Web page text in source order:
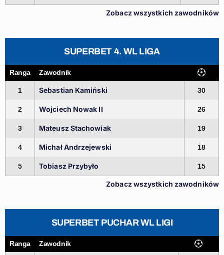
Zobacz wszystkich zawodników
SUPERBET 4. WL LIGA
Ranga Zawodnik
1 Sebastian Kamiński 30
2 Wojciech Nowak II 26
3 Mateusz Stachowiak 19
4 Michał Andrzejewski 18
5 Tobiasz Przybyło 15
Zobacz wszystkich zawodników
SUPERBET PUCHAR WL LIGI
Ranga Zawodnik